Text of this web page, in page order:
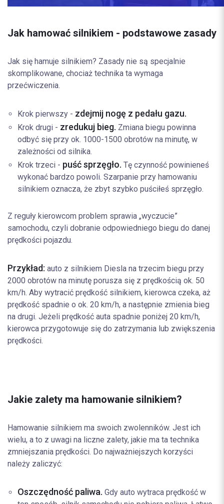
Jak hamować silnikiem - podstawowe zasady
Jak się hamuje silnikiem? Zasady nie są specjalnie
skomplikowane, chociaż technika ta wymaga
przećwiczenia.
Krok pierwszy - zdejmij nogę z pedału gazu.
Krok drugi - zredukuj bieg. Zmiana biegu powinna
odbyć się przy ok. 1000-1500 obrotów na minutę, w
zależności od silnika.
Krok trzeci - puść sprzęgło. Tę czynność powinieneś
wykonać bardzo powoli. Szarpanie przy hamowaniu
silnikiem oznacza, że zbyt szybko puściłeś sprzęgło.
Z reguły kierowcom problem sprawia „wyczucie”
samochodu, czyli dobranie odpowiedniego biegu do danej
prędkości pojazdu.
Przykład: auto z silnikiem Diesla na trzecim biegu przy
2000 obrotów na minutę porusza się z prędkością ok. 50
km/h. Aby wytracić prędkość silnikiem, kierowca czeka, aż
prędkość spadnie o ok. 20 km/h, a następnie zmienia bieg
na drugi. Jeżeli prędkość auta spadnie poniżej 20 km/h,
kierowca przygotowuje się do zatrzymania lub zwiększenia
prędkości.
Jakie zalety ma hamowanie silnikiem?
Hamowanie silnikiem ma swoich zwolenników. Jest ich
wielu, a to z uwagi na liczne zalety, jakie ma ta technika
zmniejszania prędkości. Do najważniejszych korzyści
należy zaliczyć:
Oszczędność paliwa. Gdy auto wytraca prędkość w